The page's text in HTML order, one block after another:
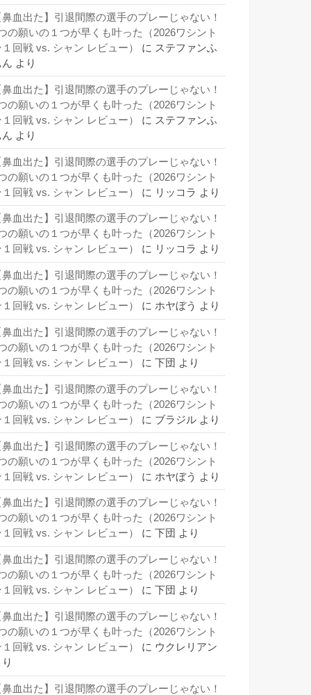
鼻血出た】引退間際の選手のプレーじゃない！
の願いの１つが早くも叶った（2026ワシント
１回戦 vs. シャン レビュー）
に ステファンふ
ん より
鼻血出た】引退間際の選手のプレーじゃない！
の願いの１つが早くも叶った（2026ワシント
１回戦 vs. シャン レビュー）
に ステファンふ
ん より
鼻血出た】引退間際の選手のプレーじゃない！
の願いの１つが早くも叶った（2026ワシント
１回戦 vs. シャン レビュー）
に リッコラ より
鼻血出た】引退間際の選手のプレーじゃない！
の願いの１つが早くも叶った（2026ワシント
１回戦 vs. シャン レビュー）
に リッコラ より
鼻血出た】引退間際の選手のプレーじゃない！
の願いの１つが早くも叶った（2026ワシント
１回戦 vs. シャン レビュー）
に ホヤぼう より
鼻血出た】引退間際の選手のプレーじゃない！
の願いの１つが早くも叶った（2026ワシント
１回戦 vs. シャン レビュー）
に 下団 より
鼻血出た】引退間際の選手のプレーじゃない！
の願いの１つが早くも叶った（2026ワシント
１回戦 vs. シャン レビュー）
に ブラジル より
鼻血出た】引退間際の選手のプレーじゃない！
の願いの１つが早くも叶った（2026ワシント
１回戦 vs. シャン レビュー）
に ホヤぼう より
鼻血出た】引退間際の選手のプレーじゃない！
の願いの１つが早くも叶った（2026ワシント
１回戦 vs. シャン レビュー）
に 下団 より
鼻血出た】引退間際の選手のプレーじゃない！
の願いの１つが早くも叶った（2026ワシント
１回戦 vs. シャン レビュー）
に 下団 より
鼻血出た】引退間際の選手のプレーじゃない！
の願いの１つが早くも叶った（2026ワシント
１回戦 vs. シャン レビュー）
に ウクレリアン
鼻血出た】引退間際の選手のプレーじゃない！